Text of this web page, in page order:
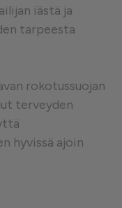
iästä ja
tarpeesta
rokotussuojan
terveyden
hyvissä ajoin